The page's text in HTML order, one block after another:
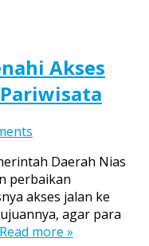
Akses
Nisel
Akan
Benahi
Akses
Jalan
Daerah Nias
perbaikan
akses jalan ke
agar para
Read more »